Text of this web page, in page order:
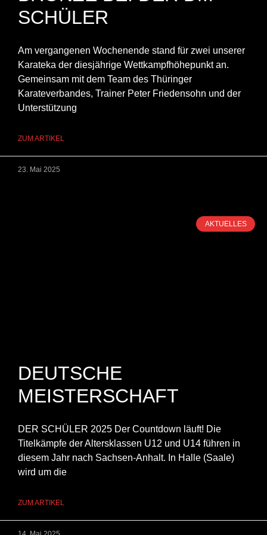
SCHÜLER
Am vergangenen Wochenende stand für zwei unserer
Karateka der diesjährige Wettkampfhöhepunkt an.
Gemeinsam mit dem Team des Thüringer
Karateverbandes, Trainer Peter Friedensohn und der
Unterstützung
ZUM ARTIKEL
23. Mai 2025
AKTUELLES
DEUTSCHE
MEISTERSCHAFT
DER SCHÜLER 2025 Der Countdown läuft! Die
Titelkämpfe der Altersklassen U12 und U14 führen in
diesem Jahr nach Sachsen-Anhalt. In Halle (Saale)
wird um die
ZUM ARTIKEL